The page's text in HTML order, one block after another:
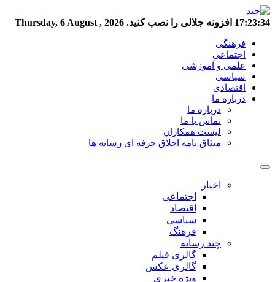
17:23:35 افزونه جلالی را نصب کنید. Thursday, 6 August , 2026
فرهنگی
اجتماعی
علمی و آموزشی
سیاسی
اقتصادی
درباره ما
درباره ما
تماس با ما
لیست همکاران
میثاق نامه اخلاق حرفه ای رسانه ها
اخبار
اجتماعی
اقتصاد
سیاسی
فرهنگ
چند رسانه
گالری فیلم
گالری عکس
ویژه خبری